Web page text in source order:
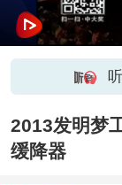
2013发明梦
缓降器